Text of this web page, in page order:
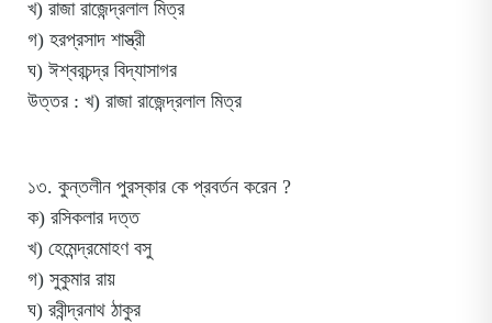
খ) রাজা রাজেন্দ্রলাল মিত্র
গ) হরপ্রসাদ শাস্ত্রী
ঘ) ঈশ্বরচন্দ্র বিদ্যাসাগর
উত্তর : খ) রাজা রাজেন্দ্রলাল মিত্র
১৩. কুন্তলীন পুরস্কার কে প্রবর্তন করেন ?
ক) রসিকলার দত্ত
খ) হেমেন্দ্রমোহণ বসু
গ) সুকুমার রায়
ঘ) রবীন্দ্রনাথ ঠাকুর